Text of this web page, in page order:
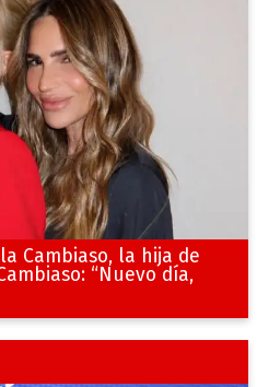
Cambiaso, la hija de
“Nuevo día,